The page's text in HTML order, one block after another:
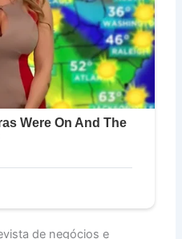
de negócios e